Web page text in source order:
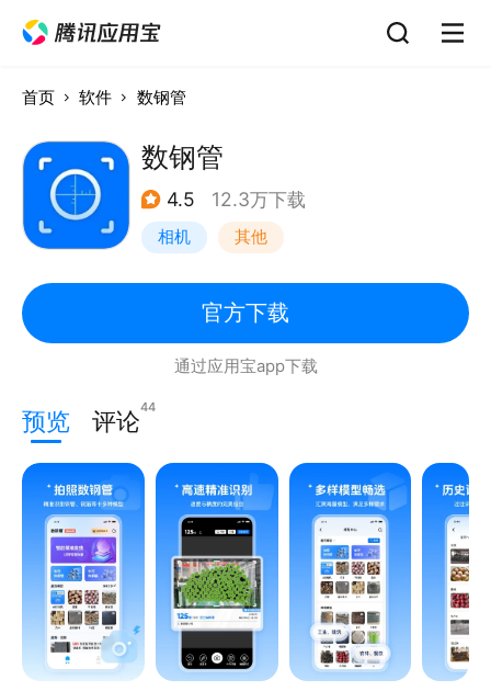
首页 软件 数钢管
数钢管
4.5 12.3万下载
相机 其他
官方下载
通过应用宝app下载
预览 评论44